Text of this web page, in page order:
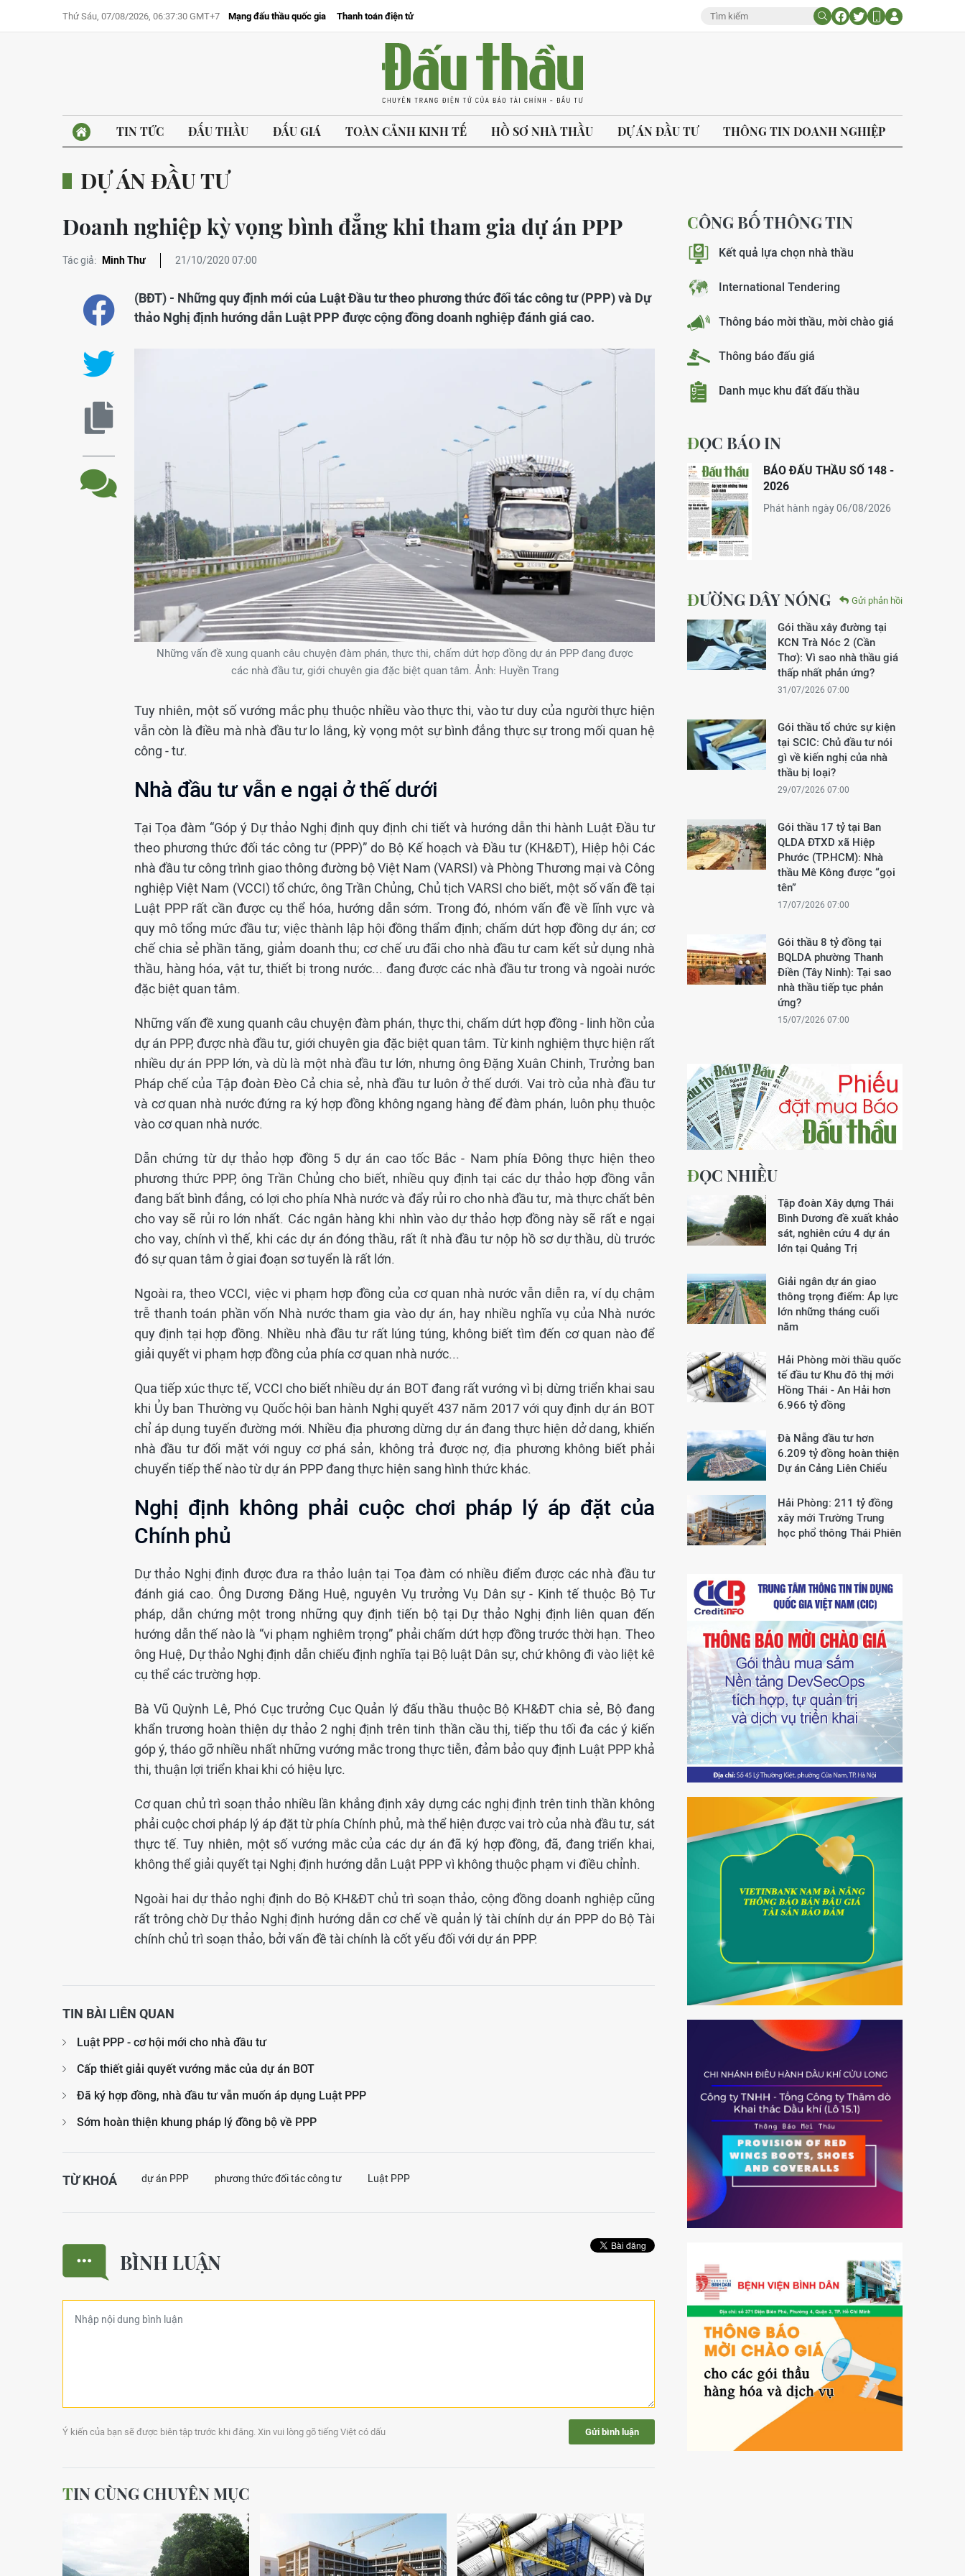
Thứ Sáu, 07/08/2026, 06:37:30 GMT+7 Mạng đấu thầu quốc gia Thanh toán điện tử
TIN TỨC ĐẤU THẦU ĐẤU GIÁ TOÀN CẢNH KINH TẾ HỒ SƠ NHÀ THẦU DỰ ÁN ĐẦU TƯ THÔNG TIN DOANH NGHIỆP
DỰ ÁN ĐẦU TƯ
Doanh nghiệp kỳ vọng bình đẳng khi tham gia dự án PPP
Tác giả: Minh Thư 21/10/2020 07:00
(BĐT) - Những quy định mới của Luật Đầu tư theo phương thức đối tác công tư (PPP) và Dự
thảo Nghị định hướng dẫn Luật PPP được cộng đồng doanh nghiệp đánh giá cao.
Những vấn đề xung quanh câu chuyện đàm phán, thực thi, chấm dứt hợp đồng dự án PPP đang được
các nhà đầu tư, giới chuyên gia đặc biệt quan tâm. Ảnh: Huyền Trang
Tuy nhiên, một số vướng mắc phụ thuộc nhiều vào thực thi, vào tư duy của người thực hiện
vẫn còn là điều mà nhà đầu tư lo lắng, kỳ vọng một sự bình đẳng thực sự trong mối quan hệ
công - tư.
Nhà đầu tư vẫn e ngại ở thế dưới
Tại Tọa đàm “Góp ý Dự thảo Nghị định quy định chi tiết và hướng dẫn thi hành Luật Đầu tư
theo phương thức đối tác công tư (PPP)” do Bộ Kế hoạch và Đầu tư (KH&ĐT), Hiệp hội Các
nhà đầu tư công trình giao thông đường bộ Việt Nam (VARSI) và Phòng Thương mại và Công
nghiệp Việt Nam (VCCI) tổ chức, ông Trần Chủng, Chủ tịch VARSI cho biết, một số vấn đề tại
Luật PPP rất cần được cụ thể hóa, hướng dẫn sớm. Trong đó, nhóm vấn đề về lĩnh vực và
quy mô tổng mức đầu tư; việc thành lập hội đồng thẩm định; chấm dứt hợp đồng dự án; cơ
chế chia sẻ phần tăng, giảm doanh thu; cơ chế ưu đãi cho nhà đầu tư cam kết sử dụng nhà
thầu, hàng hóa, vật tư, thiết bị trong nước... đang được các nhà đầu tư trong và ngoài nước
đặc biệt quan tâm.
Những vấn đề xung quanh câu chuyện đàm phán, thực thi, chấm dứt hợp đồng - linh hồn của
dự án PPP, được nhà đầu tư, giới chuyên gia đặc biệt quan tâm. Từ kinh nghiệm thực hiện rất
nhiều dự án PPP lớn, và dù là một nhà đầu tư lớn, nhưng ông Đặng Xuân Chinh, Trưởng ban
Pháp chế của Tập đoàn Đèo Cả chia sẻ, nhà đầu tư luôn ở thế dưới. Vai trò của nhà đầu tư
và cơ quan nhà nước đứng ra ký hợp đồng không ngang hàng để đàm phán, luôn phụ thuộc
vào cơ quan nhà nước.
Dẫn chứng từ dự thảo hợp đồng 5 dự án cao tốc Bắc - Nam phía Đông thực hiện theo
phương thức PPP, ông Trần Chủng cho biết, nhiều quy định tại các dự thảo hợp đồng vẫn
đang bất bình đẳng, có lợi cho phía Nhà nước và đẩy rủi ro cho nhà đầu tư, mà thực chất bên
cho vay sẽ rủi ro lớn nhất. Các ngân hàng khi nhìn vào dự thảo hợp đồng này sẽ rất e ngại
cho vay, chính vì thế, khi các dự án đóng thầu, rất ít nhà đầu tư nộp hồ sơ dự thầu, dù trước
đó sự quan tâm ở giai đoạn sơ tuyển là rất lớn.
Ngoài ra, theo VCCI, việc vi phạm hợp đồng của cơ quan nhà nước vẫn diễn ra, ví dụ chậm
trễ thanh toán phần vốn Nhà nước tham gia vào dự án, hay nhiều nghĩa vụ của Nhà nước
quy định tại hợp đồng. Nhiều nhà đầu tư rất lúng túng, không biết tìm đến cơ quan nào để
giải quyết vi phạm hợp đồng của phía cơ quan nhà nước...
Qua tiếp xúc thực tế, VCCI cho biết nhiều dự án BOT đang rất vướng vì bị dừng triển khai sau
khi Ủy ban Thường vụ Quốc hội ban hành Nghị quyết 437 năm 2017 với quy định dự án BOT
chỉ áp dụng tuyến đường mới. Nhiều địa phương dừng dự án đang thực hiện dở dang, khiến
nhà đầu tư đối mặt với nguy cơ phá sản, không trả được nợ, địa phương không biết phải
chuyển tiếp thế nào từ dự án PPP đang thực hiện sang hình thức khác.
Nghị định không phải cuộc chơi pháp lý áp đặt của
Chính phủ
Dự thảo Nghị định được đưa ra thảo luận tại Tọa đàm có nhiều điểm được các nhà đầu tư
đánh giá cao. Ông Dương Đăng Huệ, nguyên Vụ trưởng Vụ Dân sự - Kinh tế thuộc Bộ Tư
pháp, dẫn chứng một trong những quy định tiến bộ tại Dự thảo Nghị định liên quan đến
hướng dẫn thế nào là “vi phạm nghiêm trọng” phải chấm dứt hợp đồng trước thời hạn. Theo
ông Huệ, Dự thảo Nghị định dẫn chiếu định nghĩa tại Bộ luật Dân sự, chứ không đi vào liệt kê
cụ thể các trường hợp.
Bà Vũ Quỳnh Lê, Phó Cục trưởng Cục Quản lý đấu thầu thuộc Bộ KH&ĐT chia sẻ, Bộ đang
khẩn trương hoàn thiện dự thảo 2 nghị định trên tinh thần cầu thị, tiếp thu tối đa các ý kiến
góp ý, tháo gỡ nhiều nhất những vướng mắc trong thực tiễn, đảm bảo quy định Luật PPP khả
thi, thuận lợi triển khai khi có hiệu lực.
Cơ quan chủ trì soạn thảo nhiều lần khẳng định xây dựng các nghị định trên tinh thần không
phải cuộc chơi pháp lý áp đặt từ phía Chính phủ, mà thể hiện được vai trò của nhà đầu tư, sát
thực tế. Tuy nhiên, một số vướng mắc của các dự án đã ký hợp đồng, đã, đang triển khai,
không thể giải quyết tại Nghị định hướng dẫn Luật PPP vì không thuộc phạm vi điều chỉnh.
Ngoài hai dự thảo nghị định do Bộ KH&ĐT chủ trì soạn thảo, cộng đồng doanh nghiệp cũng
rất trông chờ Dự thảo Nghị định hướng dẫn cơ chế về quản lý tài chính dự án PPP do Bộ Tài
chính chủ trì soạn thảo, bởi vấn đề tài chính là cốt yếu đối với dự án PPP.
TIN BÀI LIÊN QUAN
Luật PPP - cơ hội mới cho nhà đầu tư
Cấp thiết giải quyết vướng mắc của dự án BOT
Đã ký hợp đồng, nhà đầu tư vẫn muốn áp dụng Luật PPP
Sớm hoàn thiện khung pháp lý đồng bộ về PPP
TỪ KHOÁ dự án PPP phương thức đối tác công tư Luật PPP
BÌNH LUẬN
Ý kiến của bạn sẽ được biên tập trước khi đăng. Xin vui lòng gõ tiếng Việt có dấu Gửi bình luận
TIN CÙNG CHUYÊN MỤC
CÔNG BỐ THÔNG TIN
Kết quả lựa chọn nhà thầu
International Tendering
Thông báo mời thầu, mời chào giá
Thông báo đấu giá
Danh mục khu đất đấu thầu
ĐỌC BÁO IN
BÁO ĐẤU THẦU SỐ 148 -
2026
Phát hành ngày 06/08/2026
ĐƯỜNG DÂY NÓNG Gửi phản hồi
Gói thầu xây đường tại
KCN Trà Nóc 2 (Cần
Thơ): Vì sao nhà thầu giá
thấp nhất phản ứng?
31/07/2026 07:00
Gói thầu tổ chức sự kiện
tại SCIC: Chủ đầu tư nói
gì về kiến nghị của nhà
thầu bị loại?
29/07/2026 07:00
Gói thầu 17 tỷ tại Ban
QLDA ĐTXD xã Hiệp
Phước (TP.HCM): Nhà
thầu Mê Kông được “gọi
tên”
17/07/2026 07:00
Gói thầu 8 tỷ đồng tại
BQLDA phường Thanh
Điền (Tây Ninh): Tại sao
nhà thầu tiếp tục phản
ứng?
15/07/2026 07:00
ĐỌC NHIỀU
Tập đoàn Xây dựng Thái
Bình Dương đề xuất khảo
sát, nghiên cứu 4 dự án
lớn tại Quảng Trị
Giải ngân dự án giao
thông trọng điểm: Áp lực
lớn những tháng cuối
năm
Hải Phòng mời thầu quốc
tế đầu tư Khu đô thị mới
Hồng Thái - An Hải hơn
6.966 tỷ đồng
Đà Nẵng đầu tư hơn
6.209 tỷ đồng hoàn thiện
Dự án Cảng Liên Chiểu
Hải Phòng: 211 tỷ đồng
xây mới Trường Trung
học phổ thông Thái Phiên